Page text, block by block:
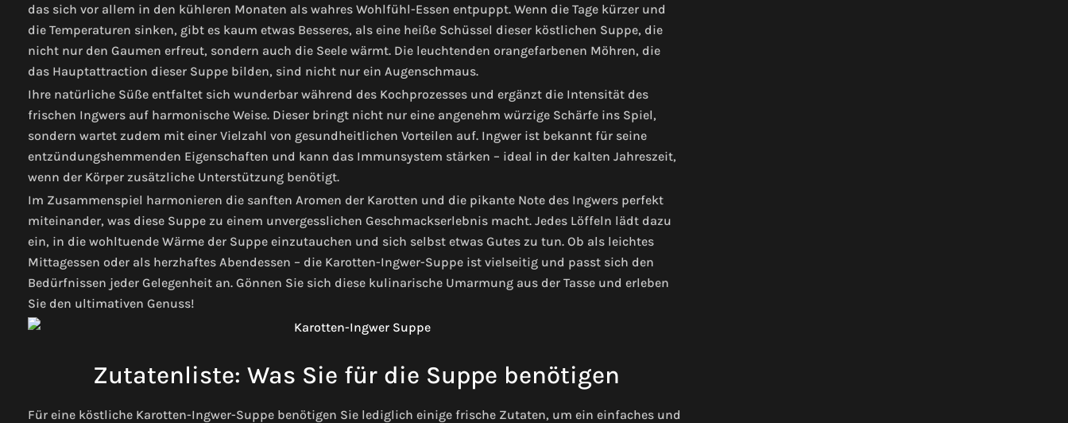
das sich vor allem in den kühleren Monaten als wahres Wohlfühl-Essen entpuppt. Wenn die Tage kürzer und
die Temperaturen sinken, gibt es kaum etwas Besseres, als eine heiße Schüssel dieser köstlichen Suppe, die
nicht nur den Gaumen erfreut, sondern auch die Seele wärmt. Die leuchtenden orangefarbenen Möhren, die
das Hauptattraction dieser Suppe bilden, sind nicht nur ein Augenschmaus.
Ihre natürliche Süße entfaltet sich wunderbar während des Kochprozesses und ergänzt die Intensität des
frischen Ingwers auf harmonische Weise. Dieser bringt nicht nur eine angenehm würzige Schärfe ins Spiel,
sondern wartet zudem mit einer Vielzahl von gesundheitlichen Vorteilen auf. Ingwer ist bekannt für seine
entzündungshemmenden Eigenschaften und kann das Immunsystem stärken – ideal in der kalten Jahreszeit,
wenn der Körper zusätzliche Unterstützung benötigt.
Im Zusammenspiel harmonieren die sanften Aromen der Karotten und die pikante Note des Ingwers perfekt
miteinander, was diese Suppe zu einem unvergesslichen Geschmackserlebnis macht. Jedes Löffeln lädt dazu
ein, in die wohltuende Wärme der Suppe einzutauchen und sich selbst etwas Gutes zu tun. Ob als leichtes
Mittagessen oder als herzhaftes Abendessen – die Karotten-Ingwer-Suppe ist vielseitig und passt sich den
Bedürfnissen jeder Gelegenheit an. Gönnen Sie sich diese kulinarische Umarmung aus der Tasse und erleben
Sie den ultimativen Genuss!
Zutatenliste: Was Sie für die Suppe benötigen
Für eine köstliche Karotten-Ingwer-Suppe benötigen Sie lediglich einige frische Zutaten, um ein einfaches und